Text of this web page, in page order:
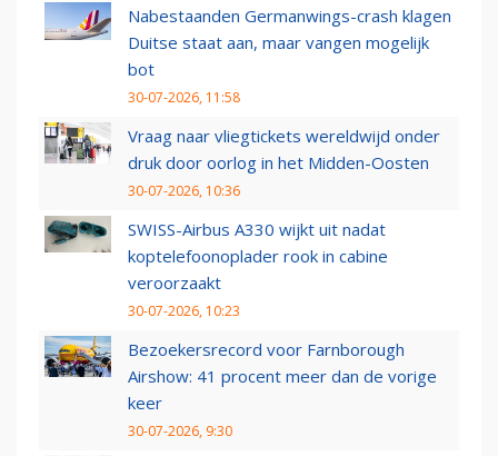
Nabestaanden Germanwings-crash klagen
Duitse staat aan, maar vangen mogelijk
bot
30-07-2026, 11:58
Vraag naar vliegtickets wereldwijd onder
druk door oorlog in het Midden-Oosten
30-07-2026, 10:36
SWISS-Airbus A330 wijkt uit nadat
koptelefoonoplader rook in cabine
veroorzaakt
30-07-2026, 10:23
Bezoekersrecord voor Farnborough
Airshow: 41 procent meer dan de vorige
keer
30-07-2026, 9:30